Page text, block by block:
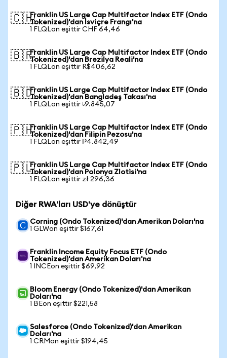
🇨🇭Franklin US Large Cap Multifactor Index ETF (Ondo
Tokenized)'dan İsviçre Frangı'na
1 FLQLon eşittir CHF 64,46
🇧🇷Franklin US Large Cap Multifactor Index ETF (Ondo
Tokenized)'dan Brezilya Reali'na
1 FLQLon eşittir R$406,62
🇧🇩Franklin US Large Cap Multifactor Index ETF (Ondo
Tokenized)'dan Bangladeş Takası'na
1 FLQLon eşittir ৳9.845,07
🇵🇭Franklin US Large Cap Multifactor Index ETF (Ondo
Tokenized)'dan Filipin Pezosu'na
1 FLQLon eşittir ₱4.842,49
🇵🇱Franklin US Large Cap Multifactor Index ETF (Ondo
Tokenized)'dan Polonya Zlotisi'na
1 FLQLon eşittir zł 296,36
Diğer RWA'ları USD'ye dönüştür
Corning (Ondo Tokenized)'dan Amerikan Doları'na
1 GLWon eşittir $167,61
Franklin Income Equity Focus ETF (Ondo
Tokenized)'dan Amerikan Doları'na
1 INCEon eşittir $69,92
Bloom Energy (Ondo Tokenized)'dan Amerikan
Doları'na
1 BEon eşittir $221,58
Salesforce (Ondo Tokenized)'dan Amerikan
Doları'na
1 CRMon eşittir $194,45